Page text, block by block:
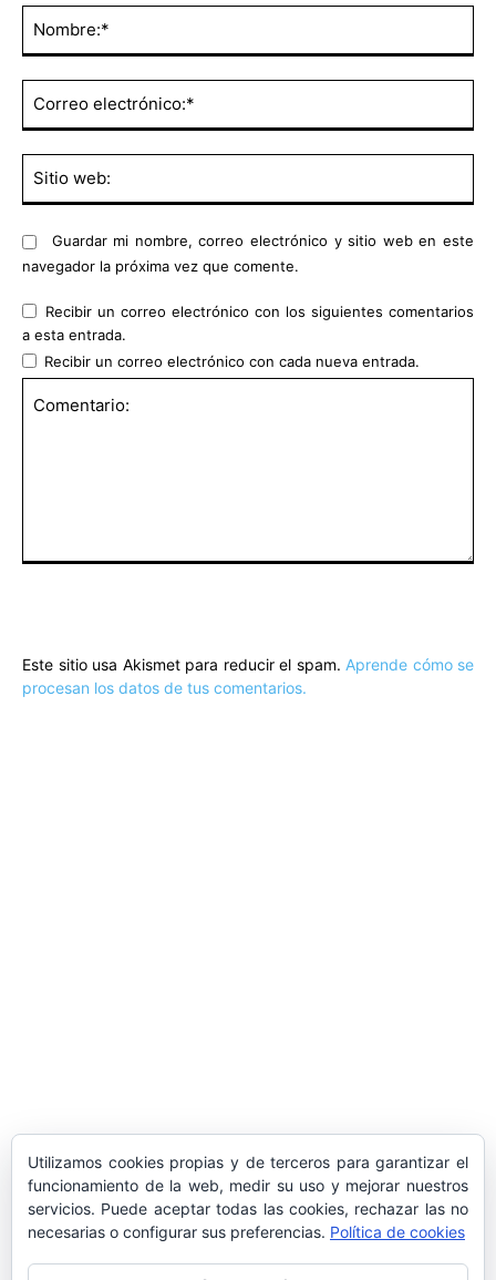
Guardar mi nombre, correo electrónico y sitio web en este
navegador la próxima vez que comente.
Recibir un correo electrónico con los siguientes comentarios
a esta entrada.
Recibir un correo electrónico con cada nueva entrada.
Este sitio usa Akismet para reducir el spam. Aprende cómo se
procesan los datos de tus comentarios.
LA DELEGACIÓN DE TARRAGONA
ASISTE INVITADA A LA “CENA DE GALA
DE LAS CUATRO MARINAS”
Utilizamos cookies propias y de terceros para garantizar el
funcionamiento de la web, medir su uso y mejorar nuestros
servicios. Puede aceptar todas las cookies, rechazar las no
necesarias o configurar sus preferencias. Política de cookies